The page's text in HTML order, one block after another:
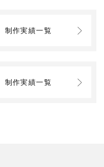
制作実績一覧
制作実績一覧